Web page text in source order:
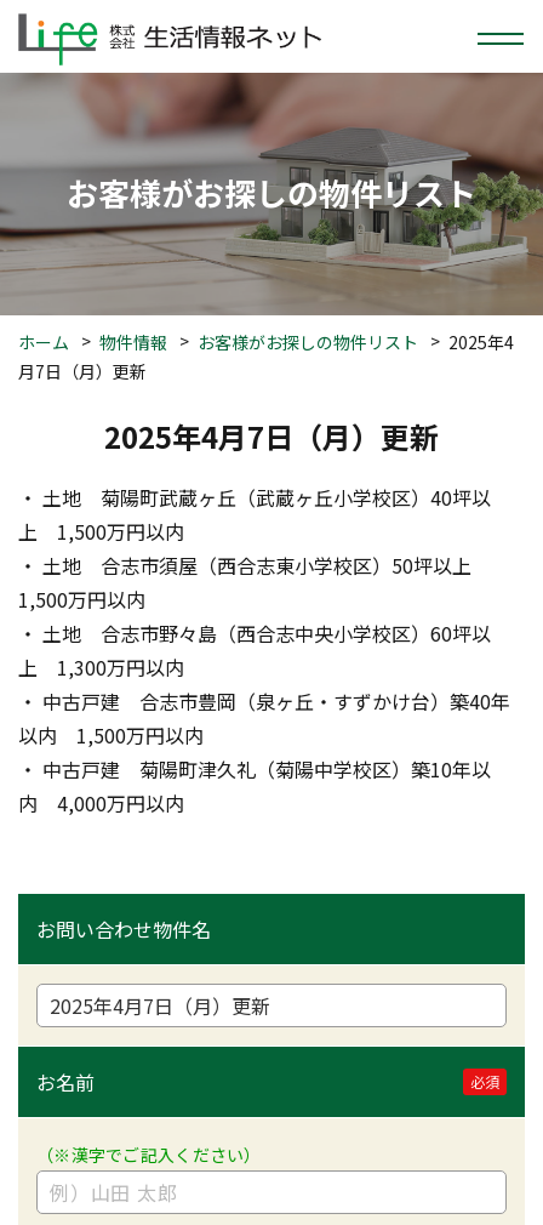
お客様がお探しの物件リスト
ホーム 物件情報 お客様がお探しの物件リスト
2025年4
月7日（月）更新
2025年4月7日（月）更新
・ 土地　菊陽町武蔵ヶ丘（武蔵ヶ丘小学校区）40坪以
上　1,500万円以内
・ 土地　合志市須屋（西合志東小学校区）50坪以上
1,500万円以内
・ 土地　合志市野々島（西合志中央小学校区）60坪以
上　1,300万円以内
・ 中古戸建　合志市豊岡（泉ヶ丘・すずかけ台）築40年
以内　1,500万円以内
・ 中古戸建　菊陽町津久礼（菊陽中学校区）築10年以
内　4,000万円以内
お問い合わせ物件名
お名前 必須
（※漢字でご記入ください）